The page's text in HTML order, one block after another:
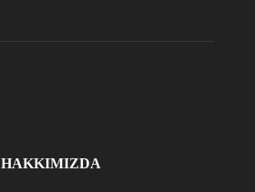
HAKKIMIZDA